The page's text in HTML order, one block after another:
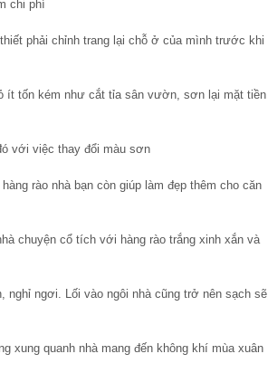
chi phí
phải chỉnh trang lại chỗ ở của mình trước khi
ít tốn kém như cắt tỉa sân vườn, sơn lại mặt tiền
với việc thay đổi màu sơn
rào nhà bạn còn giúp làm đẹp thêm cho căn
chuyện cổ tích với hàng rào trắng xinh xắn và
ngơi. Lối vào ngôi nhà cũng trở nên sạch sẽ,
xung quanh nhà mang đến không khí mùa xuân